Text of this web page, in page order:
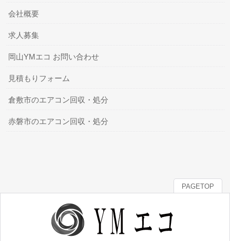
会社概要
求人募集
岡山YMエコ お問い合わせ
見積もりフォーム
倉敷市のエアコン回収・処分
赤磐市のエアコン回収・処分
PAGETOP